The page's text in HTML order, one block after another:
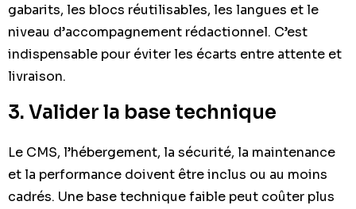
gabarits, les blocs réutilisables, les langues et le
niveau d’accompagnement rédactionnel. C’est
indispensable pour éviter les écarts entre attente et
livraison.
3. Valider la base technique
Le CMS, l’hébergement, la sécurité, la maintenance
et la performance doivent être inclus ou au moins
cadrés. Une base technique faible peut coûter plus